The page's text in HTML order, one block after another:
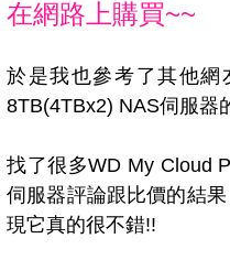
在網路上購買~~
於是我也參考了其他網
8TB(4TBx2) NAS伺服器
找了很多WD My Cloud
伺服器評論跟比價的結
現它真的很不錯!!